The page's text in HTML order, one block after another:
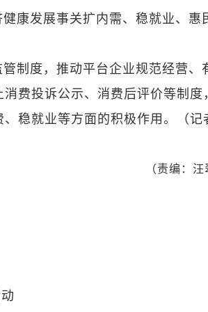
康发展事关扩内需、稳就业、惠
制度，推动平台企业规范经营、
费投诉公示、消费后评价等制度
稳就业等方面的积极作用。（记
（责编：汪